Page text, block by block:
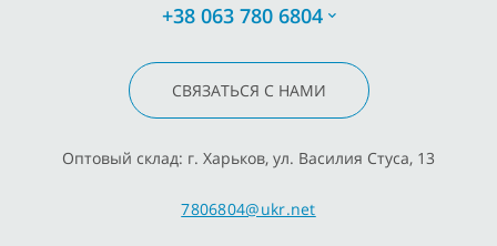
+38 063 780 6804
СВЯЗАТЬСЯ С НАМИ
Оптовый склад: г. Харьков, ул. Василия Стуса, 13
7806804@ukr.net